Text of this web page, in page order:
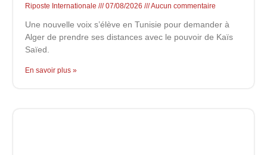
Riposte Internationale 07/08/2026 Aucun commentaire
Une nouvelle voix s’élève en Tunisie pour demander à
Alger de prendre ses distances avec le pouvoir de Kaïs
Saïed.
En savoir plus »